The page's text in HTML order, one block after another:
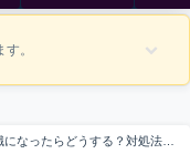
。
なったらどうする？対処法と